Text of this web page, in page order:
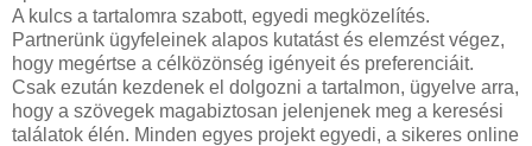
A kulcs a tartalomra szabott, egyedi megközelítés.
Partnerünk ügyfeleinek alapos kutatást és elemzést végez,
hogy megértse a célközönség igényeit és preferenciáit.
Csak ezután kezdenek el dolgozni a tartalmon, ügyelve arra,
hogy a szövegek magabiztosan jelenjenek meg a keresési
találatok élén. Minden egyes projekt egyedi, a sikeres online